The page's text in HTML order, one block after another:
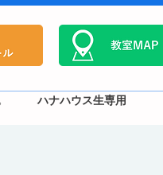
ハナハウス生専用